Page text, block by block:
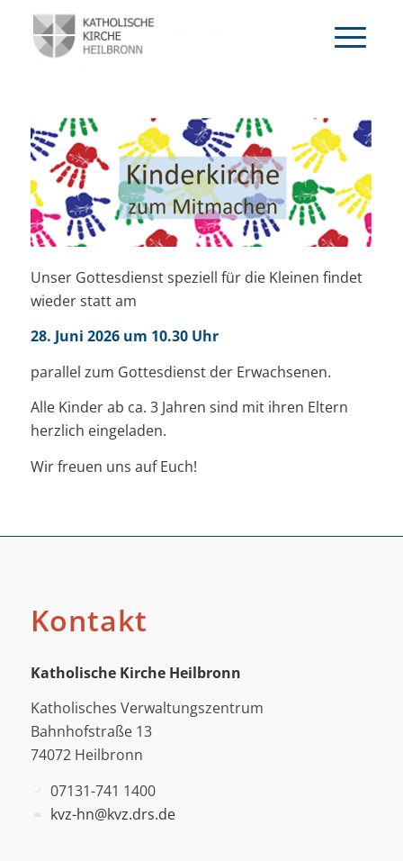
Unser Gottesdienst speziell für die Kleinen findet
wieder statt am
28. Juni 2026 um 10.30 Uhr
parallel zum Gottesdienst der Erwachsenen.
Alle Kinder ab ca. 3 Jahren sind mit ihren Eltern
herzlich eingeladen.
Wir freuen uns auf Euch!
Kontakt
Katholische Kirche Heilbronn
Katholisches Verwaltungszentrum
Bahnhofstraße 13
74072 Heilbronn
07131-741 1400
kvz-hn@kvz.drs.de